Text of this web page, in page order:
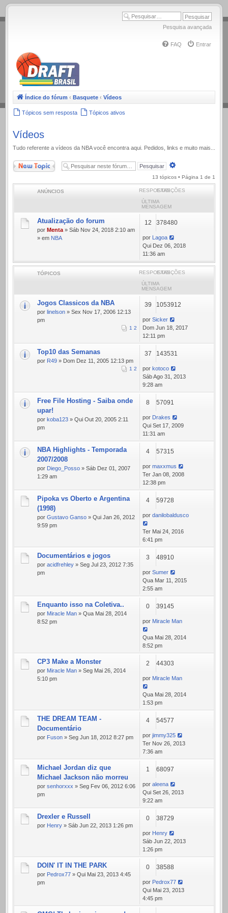
.
Pesquisa avançada
FAQ Entrar
Índice do fórum ‹ Basquete ‹ Vídeos
Tópicos sem resposta Tópicos ativos
Vídeos
Tudo referente a ví­deos da NBA você encontra aqui. Pedidos, links e muito mais...
Novo Tópico
13 tópicos • Página 1 de 1
ANÚNCIOS RESPOSTASEXIBIÇÕES
ÚLTIMA
MENSAGEM
Atualização do forum
por Menta » Sáb Nov 24, 2018 2:10 am
» em NBA
12 378480
por Lagoa
Qui Dez 06, 2018
11:36 am
TÓPICOS RESPOSTASEXIBIÇÕES
ÚLTIMA
MENSAGEM
Jogos Classicos da NBA
por linelson » Sex Nov 17, 2006 12:13
pm
1 2
39 1053912
por Sicker
Dom Jun 18, 2017
12:11 pm
Top10 das Semanas
por R49 » Dom Dez 11, 2005 12:13 pm
1 2
37 143531
por kotoco
Sáb Ago 31, 2013
9:28 am
Free File Hosting - Saiba onde
upar!
por koba123 » Qui Out 20, 2005 2:11
pm
8 57091
por Drakes
Qui Set 17, 2009
11:31 am
NBA Highlights - Temporada
2007/2008
por Diego_Posso » Sáb Dez 01, 2007
1:29 am
4 57315
por maxxmus
Ter Jan 08, 2008
12:38 pm
Pipoka vs Oberto e Argentina
(1998)
por Gustavo Ganso » Qui Jan 26, 2012
9:59 pm
4 59728
por danilobaldusco
Ter Mai 24, 2016
6:41 pm
Documentários e jogos
por acidfrehley » Seg Jul 23, 2012 7:35
pm
3 48910
por Sumer
Qua Mar 11, 2015
2:55 am
Enquanto isso na Coletiva..
por Miracle Man » Qua Mai 28, 2014
8:52 pm
0 39145
por Miracle Man
Qua Mai 28, 2014
8:52 pm
CP3 Make a Monster
por Miracle Man » Seg Mai 26, 2014
5:10 pm
2 44303
por Miracle Man
Qua Mai 28, 2014
1:53 pm
THE DREAM TEAM -
Documentário
por Fuson » Seg Jun 18, 2012 8:27 pm
4 54577
por jimmy325
Ter Nov 26, 2013
7:36 am
Michael Jordan diz que
Michael Jackson não morreu
por senhorxxx » Seg Fev 06, 2012 6:06
pm
1 68097
por aleena
Qui Set 26, 2013
9:22 am
Drexler e Russell
por Henry » Sáb Jun 22, 2013 1:26 pm
0 38729
por Henry
Sáb Jun 22, 2013
1:26 pm
DOIN' IT IN THE PARK
por Pedrox77 » Qui Mai 23, 2013 4:45
pm
0 38588
por Pedrox77
Qui Mai 23, 2013
4:45 pm